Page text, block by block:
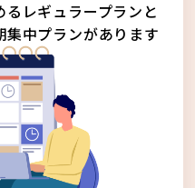
レギュラープランと
中プランがあります